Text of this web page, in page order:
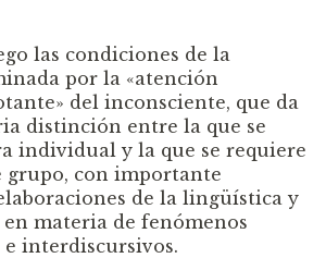
las condiciones de la
por la «atención
del inconsciente, que da
distinción entre la que se
individual y la que se requiere
grupo, con importante
de la lingüística y
materia de fenómenos
interdiscursivos.